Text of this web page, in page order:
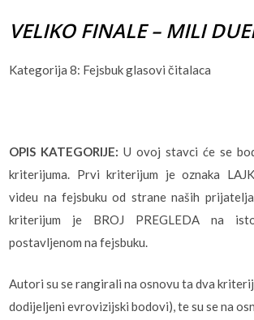
VELIKO FINALE – MILI
Kategorija 8: Fejsbuk glasovi čitalaca
OPIS KATEGORIJE:U ovoj stavci će se
kriterijuma. Prvi kriterijum je oznaka
videu na fejsbuku od strane naših
kriterijum je BROJ PREGLEDA na
postavljenom na fejsbuku.
Autori su se rangirali na osnovu ta dva
dodijeljeni evrovizijski bodovi), te su se na